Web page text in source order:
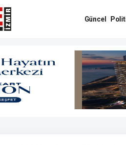
Güncel